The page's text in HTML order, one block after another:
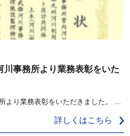
川事務所より業務表彰をいた
国土交通省九州地方整備局武雄河川事務所より業務表彰をいただきました。 これからも技術力向上に努めてまいります。 [...]
詳しくはこちら